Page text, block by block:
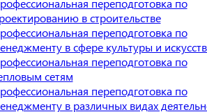
переподготовка по
в строительстве
переподготовка по
в сфере культуры и
переподготовка по
сетям
переподготовка по
в различных видах